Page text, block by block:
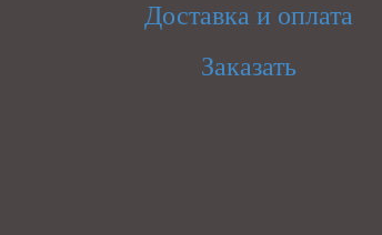
Доставка и оплата
Заказать